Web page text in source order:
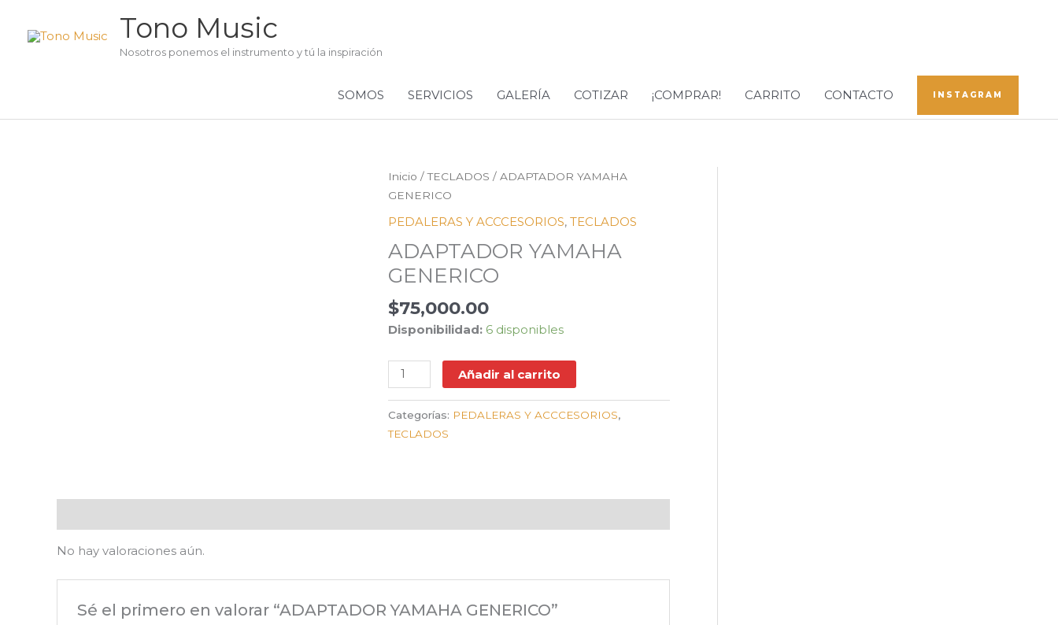
contenido
Tono Music
Nosotros ponemos el instrumento y tú la inspiración
SOMOS SERVICIOS GALERÍA COTIZAR ¡COMPRAR! CARRITO CONTACTO INSTAGRAM
Inicio /TECLADOS / ADAPTADOR YAMAHA
GENERICO
PEDALERAS Y ACCCESORIOS, TECLADOS
ADAPTADOR YAMAHA
GENERICO
$75,000.00
Disponibilidad: 6 disponibles
ADAPTADOR
YAMAHA
Añadir al carrito
Categorías: PEDALERAS Y ACCCESORIOS,
TECLADOS
No hay valoraciones aún.
Sé el primero en valorar “ADAPTADOR YAMAHA GENERICO”